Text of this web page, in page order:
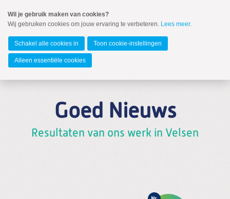
naar
Spring
de
inhoud
Spring
naar
IJmond
MENU
Regionaal Nieuws
Goed Nieuws
Resultaten van ons werk in Velsen
Wil je gebruik maken van cookies?
Wij gebruiken cookies om jouw ervaring te verbeteren. Lees meer.
Schakel alle cookies in Toon cookie-instellingen
Alleen essentiële cookies